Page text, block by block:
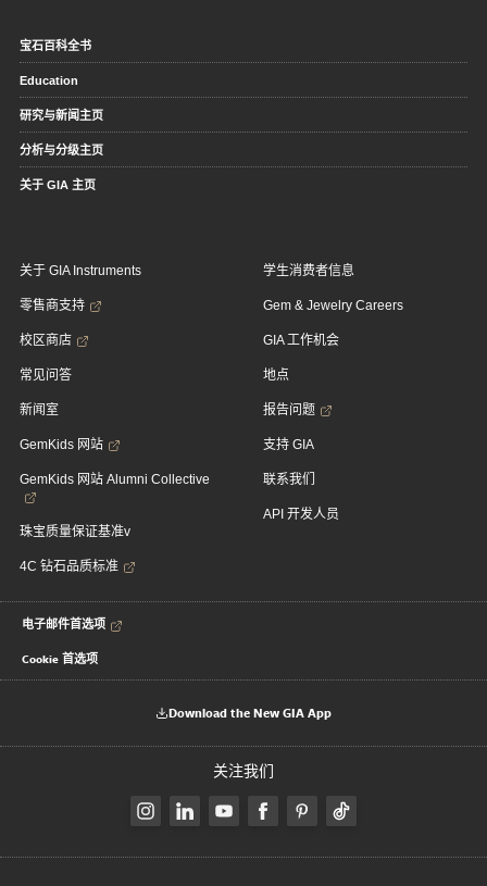
宝石百科全书
Education
研究与新闻主页
分析与分级主页
关于 GIA 主页
关于 GIA Instruments
零售商支持
校区商店
常见问答
新闻室
GemKids 网站
GemKids 网站 Alumni Collective
珠宝质量保证基准v
4C 钻石品质标准
学生消费者信息
Gem & Jewelry Careers
GIA 工作机会
地点
报告问题
支持 GIA
联系我们
API 开发人员
电子邮件首选项
Cookie 首选项
Download the New GIA App
关注我们